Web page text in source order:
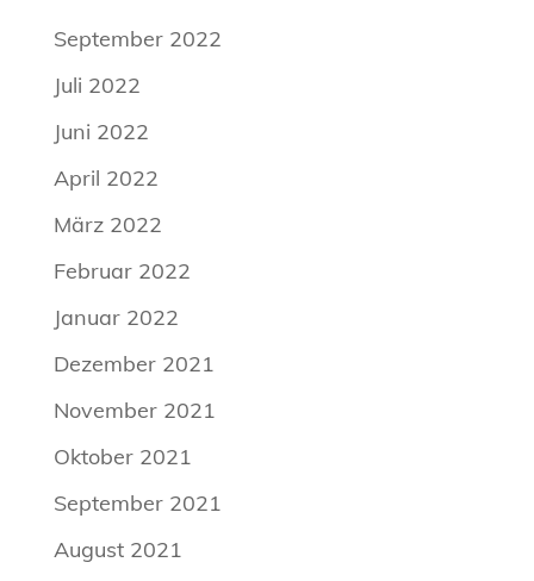
September 2022
Juli 2022
Juni 2022
April 2022
März 2022
Februar 2022
Januar 2022
Dezember 2021
November 2021
Oktober 2021
September 2021
August 2021